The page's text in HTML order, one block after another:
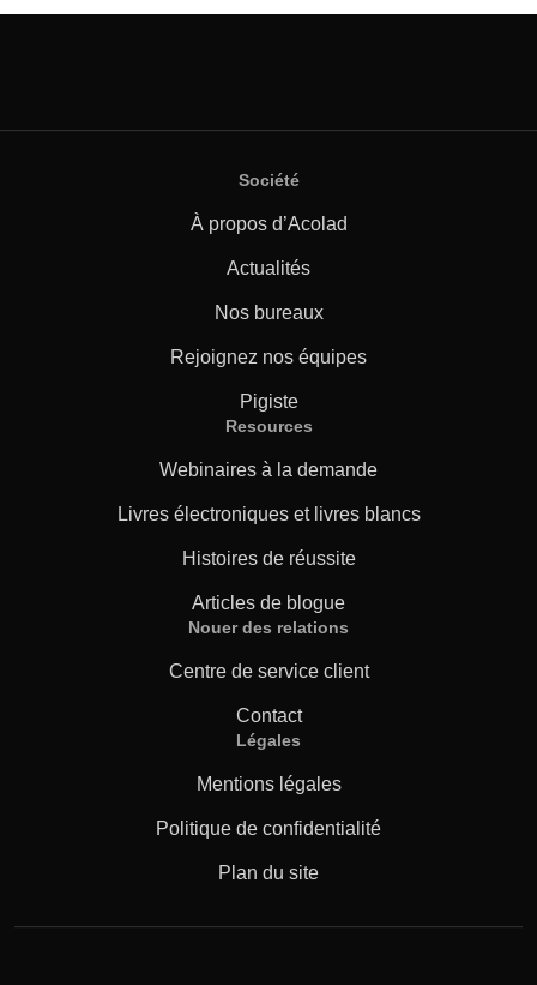
Société
À propos d’Acolad
Actualités
Nos bureaux
Rejoignez nos équipes
Pigiste
Resources
Webinaires à la demande
Livres électroniques et livres blancs
Histoires de réussite
Articles de blogue
Nouer des relations
Centre de service client
Contact
Légales
Mentions légales
Politique de confidentialité
Plan du site